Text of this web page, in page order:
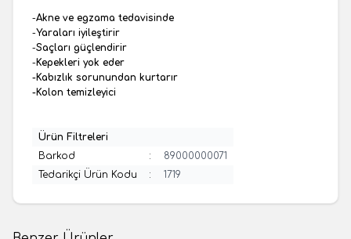
-Akne ve egzama tedavisinde
-Yaraları iyileştirir
-Saçları güçlendirir
-Kepekleri yok eder
-Kabızlık sorunundan kurtarır
-Kolon temizleyici
Ürün Filtreleri
Barkod
:
89000000071
Tedarikçi Ürün Kodu
: 1719